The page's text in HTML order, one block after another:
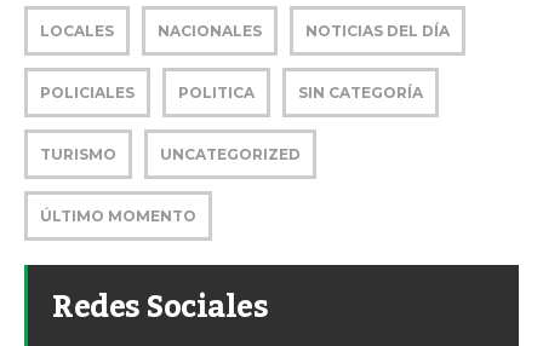
LOCALES NACIONALES NOTICIAS DEL DÍA
POLICIALES POLITICA SIN CATEGORÍA
TURISMO UNCATEGORIZED
ÚLTIMO MOMENTO
Redes Sociales